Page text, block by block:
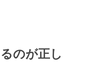
のが正し